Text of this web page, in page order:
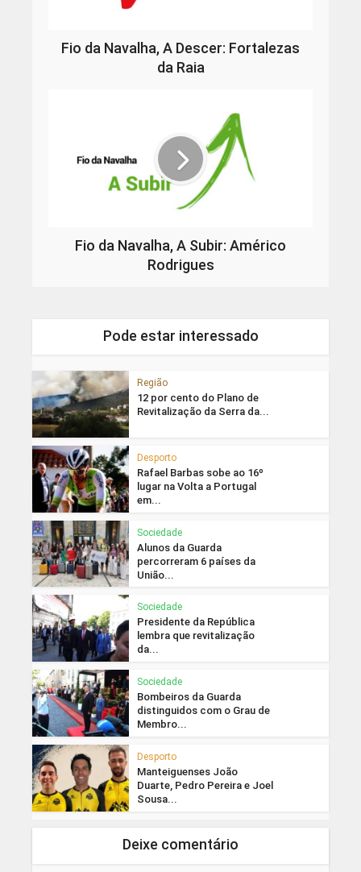
Fio da Navalha, A Descer: Fortalezas
da Raia
Fio da Navalha, A Subir: Américo
Rodrigues
Pode estar interessado
Região
12 por cento do Plano de
Revitalização da Serra da...
Desporto
Rafael Barbas sobe ao 16º
lugar na Volta a Portugal
em...
Sociedade
Alunos da Guarda
percorreram 6 países da
União...
Sociedade
Presidente da República
lembra que revitalização
da...
Sociedade
Bombeiros da Guarda
distinguidos com o Grau de
Membro...
Desporto
Manteiguenses João
Duarte, Pedro Pereira e Joel
Sousa...
Deixe comentário